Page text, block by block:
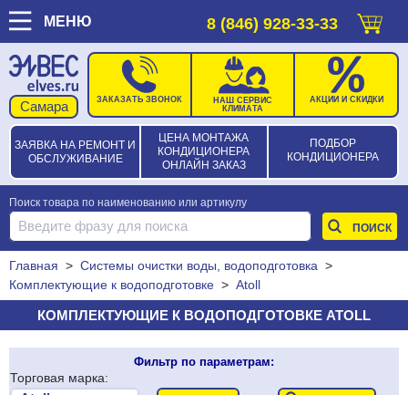
МЕНЮ 8 (846) 928-33-33
ЗАЯВКА НА РЕМОНТ И
ОБСЛУЖИВАНИЕ
ЦЕНА МОНТАЖА
КОНДИЦИОНЕРА
ОНЛАЙН ЗАКАЗ
ПОДБОР
КОНДИЦИОНЕРА
ЗАКАЗАТЬ ЗВОНОК
НАШ СЕРВИС
КЛИМАТА
АКЦИИ И СКИДКИ
Поиск товара по наименованию или артикулу
Главная > Системы очистки воды, водоподготовка >
Комплектующие к водоподготовке > Atoll
КОМПЛЕКТУЮЩИЕ К ВОДОПОДГОТОВКЕ ATOLL
Фильтр по параметрам:
Торговая марка: